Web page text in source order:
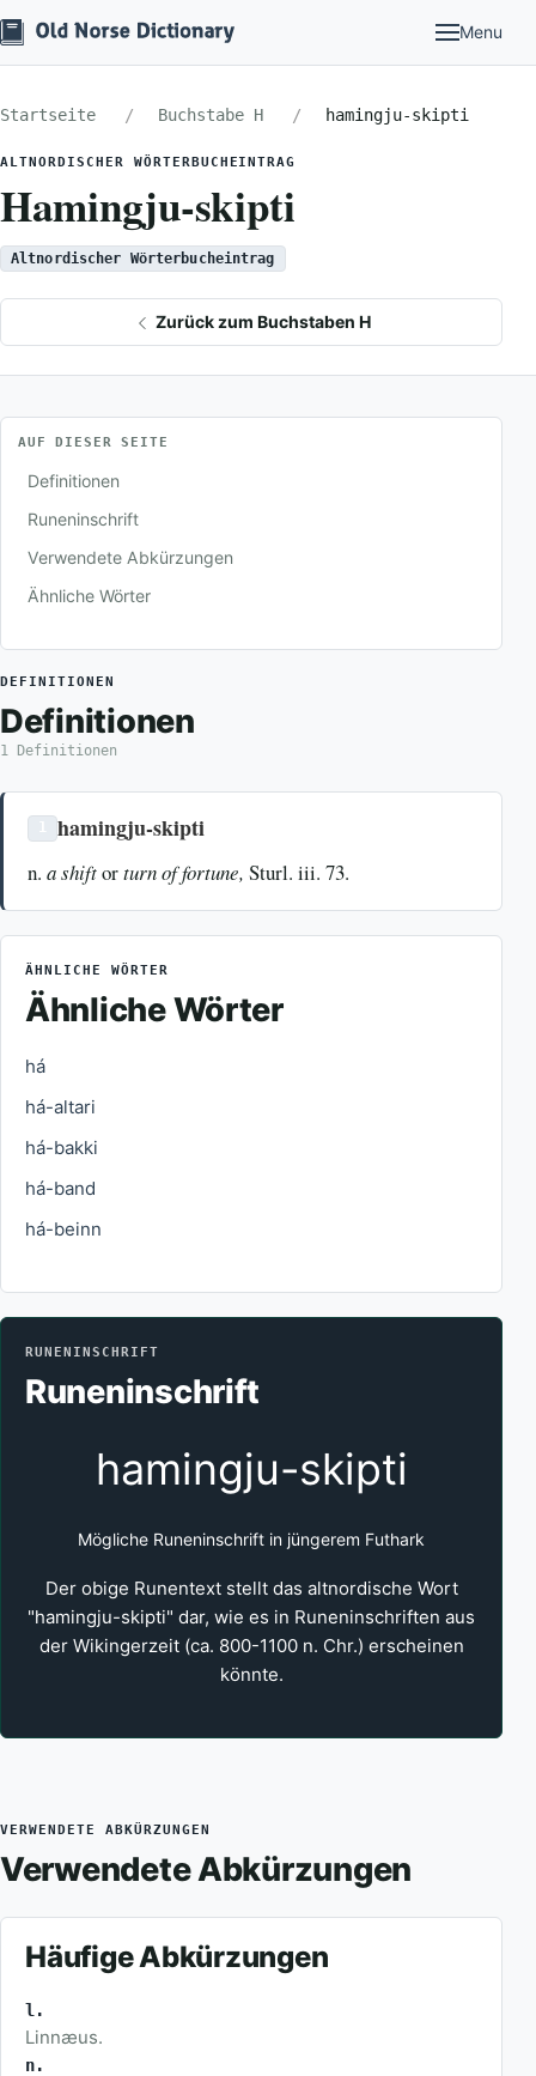
Menu
Startseite Buchstabe H hamingju-skipti
ALTNORDISCHER WÖRTERBUCHEINTRAG
Hamingju-skipti
Altnordischer Wörterbucheintrag
Zurück zum Buchstaben H
AUF DIESER SEITE
Definitionen
Runeninschrift
Verwendete Abkürzungen
Ähnliche Wörter
DEFINITIONEN
Definitionen
1 Definitionen
hamingju-skipti
n. a shiftorturn of fortune, Sturl. iii. 73.
ÄHNLICHE WÖRTER
Ähnliche Wörter
há
há-altari
há-bakki
há-band
há-beinn
RUNENINSCHRIFT
Runeninschrift
hamingju-skipti
Mögliche Runeninschrift in jüngerem Futhark
Der obige Runentext stellt das altnordische Wort
"hamingju-skipti" dar, wie es in Runeninschriften aus
der Wikingerzeit (ca. 800-1100 n. Chr.) erscheinen
könnte.
VERWENDETE ABKÜRZUNGEN
Verwendete Abkürzungen
Häufige Abkürzungen
l.
Linnæus.
n.